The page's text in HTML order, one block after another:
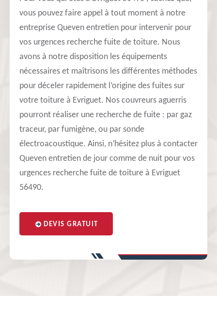
vous pouvez faire appel à tout moment à notre
entreprise Queven entretien pour intervenir pour
vos urgences recherche fuite de toiture. Nous
avons à notre disposition les équipements
nécessaires et maîtrisons les différentes méthodes
pour déceler rapidement l’origine des fuites sur
votre toiture à Evriguet. Nos couvreurs aguerris
pourront réaliser une recherche de fuite : par gaz
traceur, par fumigène, ou par sonde
électroacoustique. Ainsi, n’hésitez plus à contacter
Queven entretien de jour comme de nuit pour vos
urgences recherche fuite de toiture à Evriguet
56490.
DEVIS GRATUIT